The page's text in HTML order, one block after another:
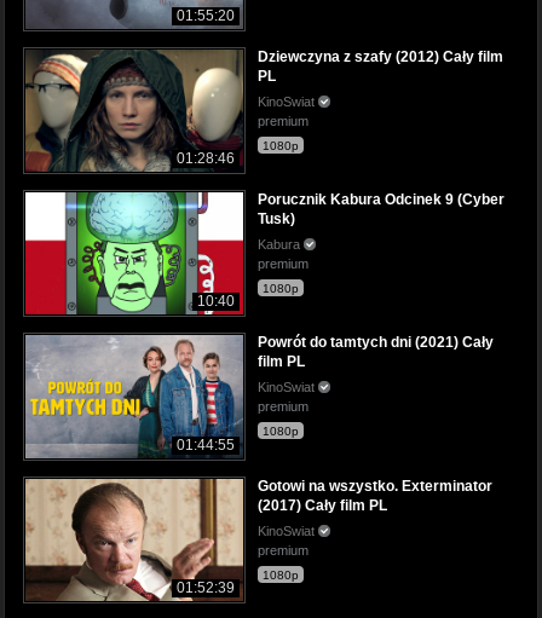
01:55:20
01:28:46
Dziewczyna z szafy (2012) Cały film
PL
KinoSwiat
premium
1080p
10:40
Porucznik Kabura Odcinek 9 (Cyber
Tusk)
Kabura
premium
1080p
01:44:55
Powrót do tamtych dni (2021) Cały
film PL
KinoSwiat
premium
1080p
01:52:39
Gotowi na wszystko. Exterminator
(2017) Cały film PL
KinoSwiat
premium
1080p